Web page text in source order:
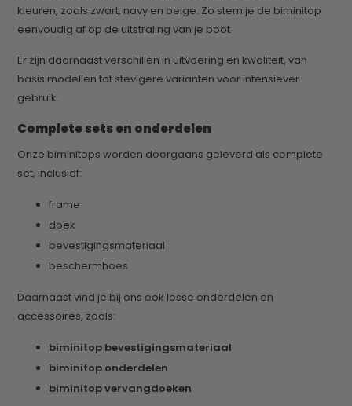
kleuren, zoals zwart, navy en beige. Zo stem je de biminitop
eenvoudig af op de uitstraling van je boot.
Er zijn daarnaast verschillen in uitvoering en kwaliteit, van
basis modellen tot stevigere varianten voor intensiever
gebruik.
Complete sets en onderdelen
Onze biminitops worden doorgaans geleverd als complete
set, inclusief:
frame
doek
bevestigingsmateriaal
beschermhoes
Daarnaast vind je bij ons ook losse onderdelen en
accessoires, zoals:
biminitop bevestigingsmateriaal
biminitop onderdelen
biminitop vervangdoeken